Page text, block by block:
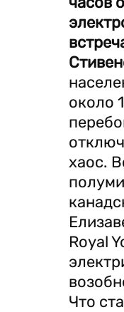
около
хаос.
Royal
Что